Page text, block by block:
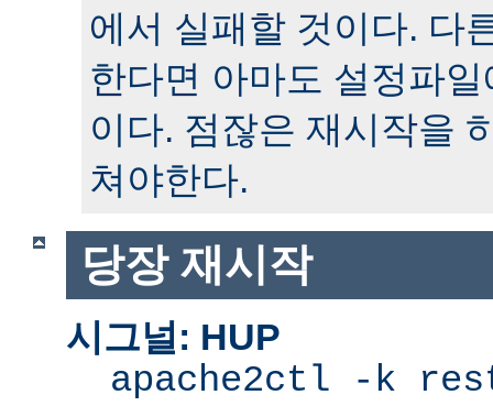
에서 실패할 것이다. 다
한다면 아마도 설정파
이다. 점잖은 재시작을
쳐야한다.
당장 재시작
시그널: HUP
apache2ctl -k